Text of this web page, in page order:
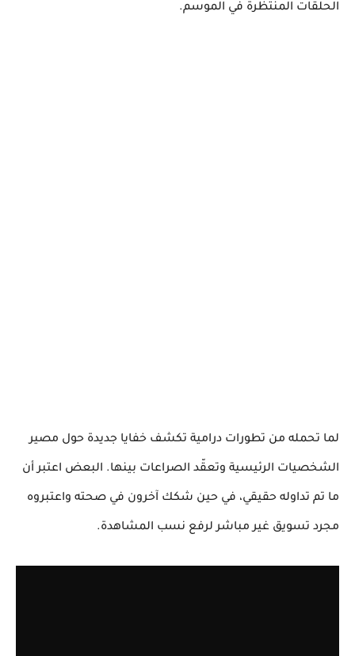
الحلقات المنتظرة في الموسم.
لما تحمله من تطورات درامية تكشف خفايا جديدة حول مصير
الشخصيات الرئيسية وتعقّد الصراعات بينها. البعض اعتبر أن
ما تم تداوله حقيقي، في حين شكك آخرون في صحته واعتبروه
مجرد تسويق غير مباشر لرفع نسب المشاهدة.